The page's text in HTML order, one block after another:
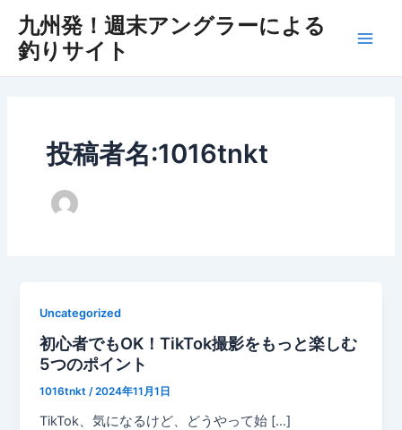
九州発！週末アングラーによる
釣りサイト
投稿者名:1016tnkt
Uncategorized
初心者でもOK！TikTok撮影をもっと楽しむ
5つのポイント
1016tnkt/2024年11月1日
TikTok、気になるけど、どうやって始 […]